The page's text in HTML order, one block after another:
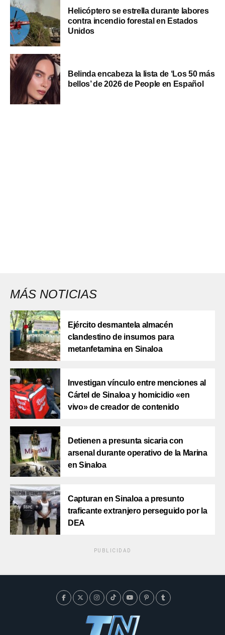
Helicóptero se estrella durante labores
contra incendio forestal en Estados
Unidos
Belinda encabeza la lista de ‘Los 50 más
bellos’ de 2026 de People en Español
MÁS NOTICIAS
Ejército desmantela almacén
clandestino de insumos para
metanfetamina en Sinaloa
Investigan vínculo entre menciones al
Cártel de Sinaloa y homicidio «en
vivo» de creador de contenido
Detienen a presunta sicaria con
arsenal durante operativo de la Marina
en Sinaloa
Capturan en Sinaloa a presunto
traficante extranjero perseguido por la
DEA
PUBLICIDAD